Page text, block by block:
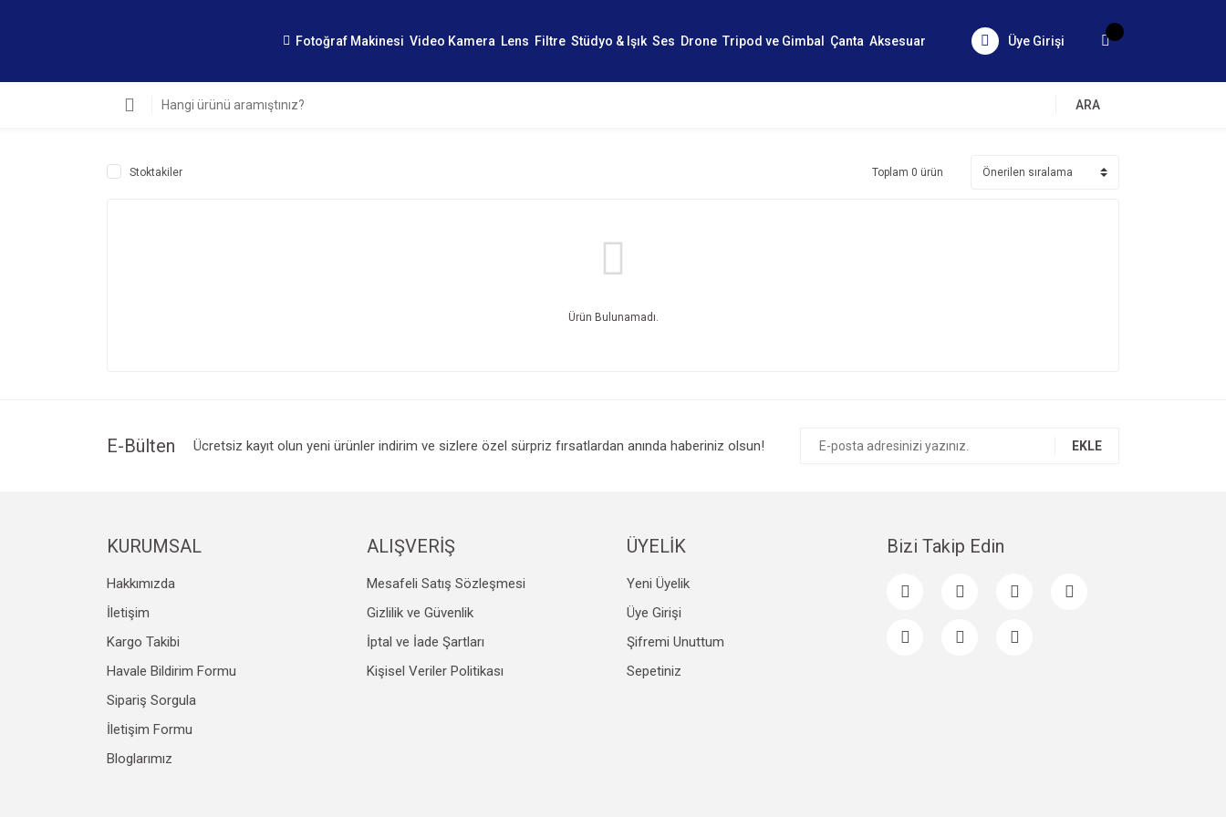
Fotoğraf Makinesi Video Kamera Lens Filtre Stüdyo & Işık Ses Drone Tripod ve Gimbal Çanta Aksesuar Üye Girişi
ARA
Stoktakiler Toplam 0 ürün
Ürün Bulunamadı.
E-Bülten Ücretsiz kayıt olun yeni ürünler indirim ve sizlere özel sürpriz fırsatlardan anında haberiniz olsun! EKLE
KURUMSAL
Hakkımızda
İletişim
Kargo Takibi
Havale Bildirim Formu
Sipariş Sorgula
İletişim Formu
Bloglarımız
ALIŞVERİŞ
Mesafeli Satış Sözleşmesi
Gizlilik ve Güvenlik
İptal ve İade Şartları
Kişisel Veriler Politikası
ÜYELİK
Yeni Üyelik
Üye Girişi
Şifremi Unuttum
Sepetiniz
Bizi Takip Edin